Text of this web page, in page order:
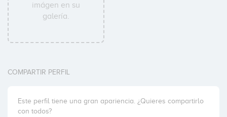
imágen en su
galería.
COMPARTIR PERFIL
Este perfil tiene una gran apariencia. ¿Quieres compartirlo
con todos?